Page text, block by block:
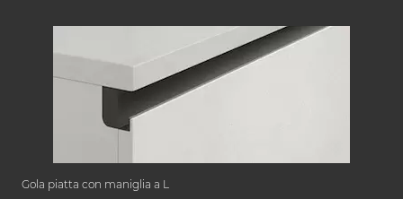
Gola piatta con maniglia a L